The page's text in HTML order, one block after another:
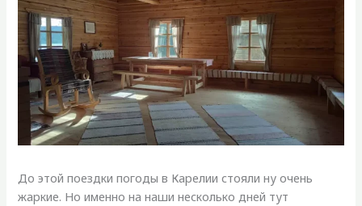
До этой поездки погоды в Карелии стояли ну очень
жаркие. Но именно на наши несколько дней тут